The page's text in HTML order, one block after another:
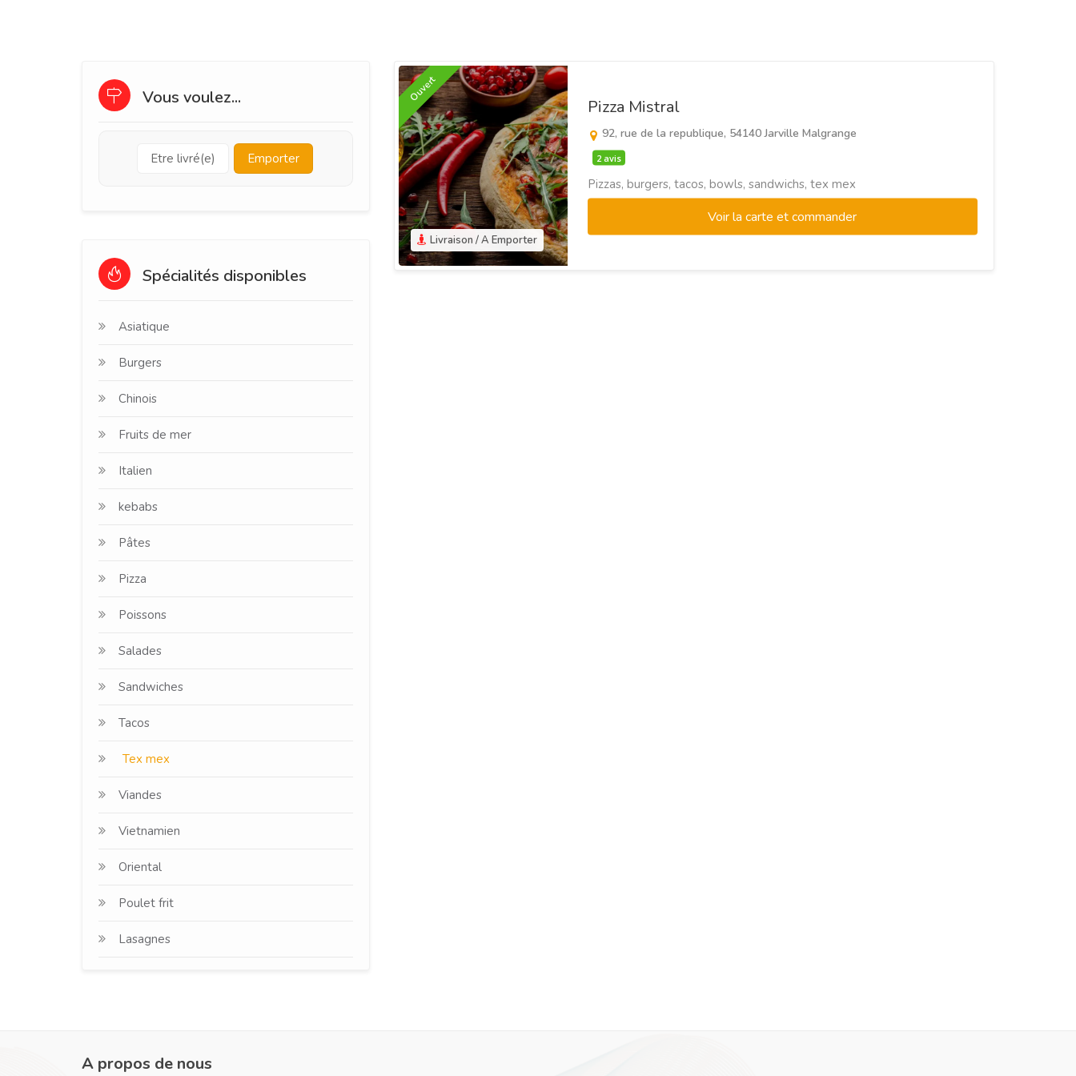
Vous voulez...
Etre livré(e) Emporter
Spécialités disponibles
Asiatique
Burgers
Chinois
Fruits de mer
Italien
kebabs
Pâtes
Pizza
Poissons
Salades
Sandwiches
Tacos
Tex mex
Viandes
Vietnamien
Oriental
Poulet frit
Lasagnes
Livraison / A Emporter
Ouvert
Pizza Mistral
92, rue de la republique, 54140 Jarville Malgrange
2 avis
Pizzas, burgers, tacos, bowls, sandwichs, tex mex
Voir la carte et commander
A propos de nous